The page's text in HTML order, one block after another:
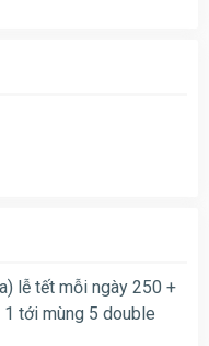
lễ tết mỗi ngày 250 +
tới mùng 5 double